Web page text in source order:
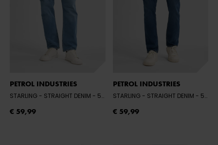
PETROL INDUSTRIES
STARLING - STRAIGHT DENIM - 5701 LIGHT USED
€ 59,99
PETROL INDUSTRIES
STARLING - STRAIGHT DENIM - 5751 MEDIUM USED
€ 59,99